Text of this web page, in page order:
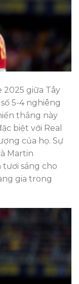
2025 giữa Tây
5-4 nghiêng
thắng này
biệt với Real
của họ. Sự
Martin
sáng cho
gia trong